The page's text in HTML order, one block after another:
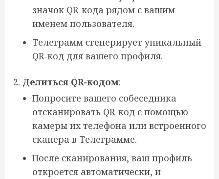
значок QR-кода рядом с вашим
именем пользователя.
Телеграмм сгенерирует уникальный
QR-код для вашего профиля.
Делиться QR-кодом:
Попросите вашего собеседника
отсканировать QR-код с помощью
камеры их телефона или встроенного
сканера в Телеграмме.
После сканирования, ваш профиль
откроется автоматически, и